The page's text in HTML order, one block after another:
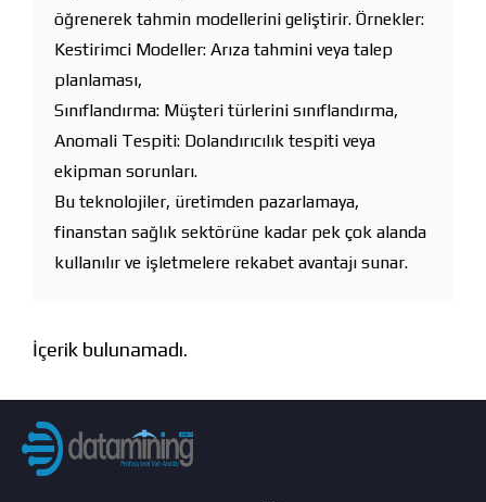
öğrenerek tahmin modellerini geliştirir. Örnekler:
Kestirimci Modeller: Arıza tahmini veya talep
planlaması,
Sınıflandırma: Müşteri türlerini sınıflandırma,
Anomali Tespiti: Dolandırıcılık tespiti veya
ekipman sorunları.
Bu teknolojiler, üretimden pazarlamaya,
finanstan sağlık sektörüne kadar pek çok alanda
kullanılır ve işletmelere rekabet avantajı sunar.
İçerik bulunamadı.